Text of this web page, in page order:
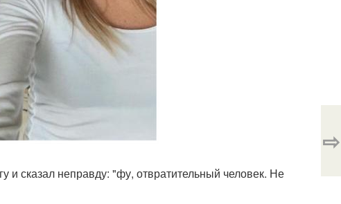
и сказал неправду: "фу, отвратительный человек. Не
⇨